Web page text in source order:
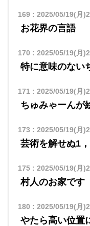
169: 2025/05/19(月
お花界の言語
170 : 2025/05/19(月
特に意味のない
171 : 2025/05/19(月
ちゅみゃーんが
173 : 2025/05/19(月
芸術を解せぬ1
175: 2025/05/19(月
村人のお家です
180 : 2025/05/19(月
やたら高い位置